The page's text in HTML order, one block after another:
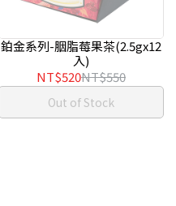
鉑金系列-胭脂莓果茶(2.5gx12
入)
NT$520NT$550
Out of Stock